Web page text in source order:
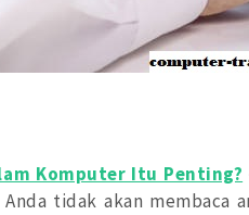
Komputer Itu Penting?
tidak akan membaca